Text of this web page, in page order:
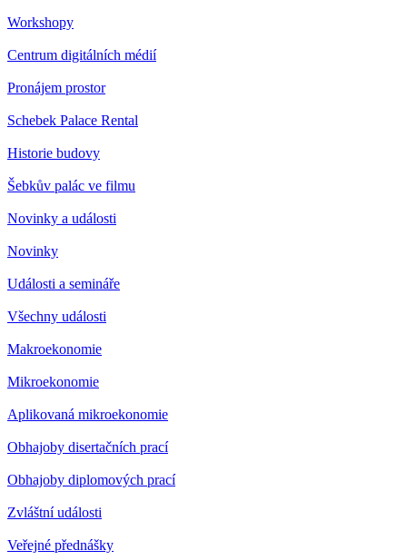
Workshopy
Centrum digitálních médií
Pronájem prostor
Schebek Palace Rental
Historie budovy
Šebkův palác ve filmu
Novinky a události
Novinky
Události a semináře
Všechny události
Makroekonomie
Mikroekonomie
Aplikovaná mikroekonomie
Obhajoby disertačních prací
Obhajoby diplomových prací
Zvláštní události
Veřejné přednášky